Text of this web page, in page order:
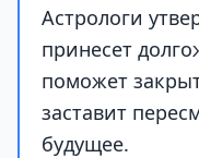
Астрологи
принесет
поможет
заставит
будущее.